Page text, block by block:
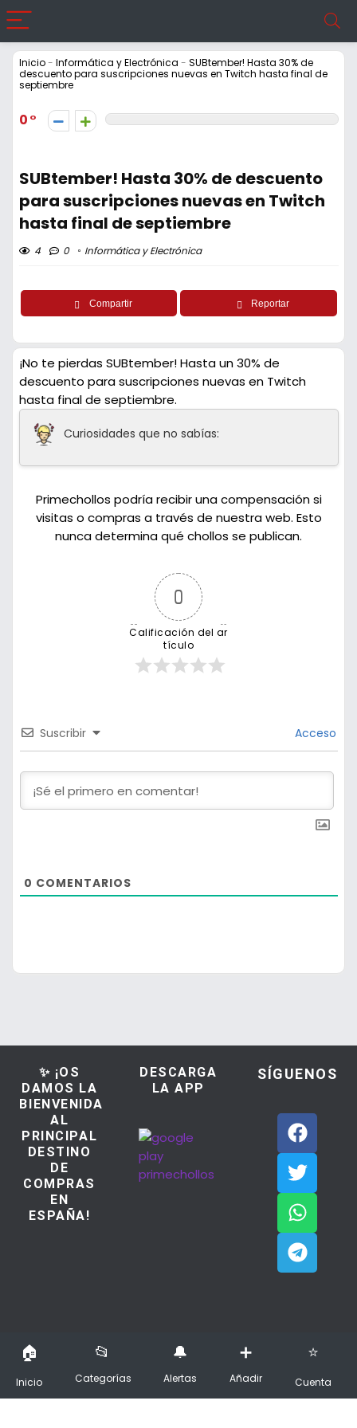
Inicio- Informática y Electrónica - SUBtember! Hasta 30% de
descuento para suscripciones nuevas en Twitch hasta final de
septiembre
0
SUBtember! Hasta 30% de descuento
para suscripciones nuevas en Twitch
hasta final de septiembre
4 0 Informática y Electrónica
Compartir Reportar
¡No te pierdas SUBtember! Hasta un 30% de
descuento para suscripciones nuevas en Twitch
hasta final de septiembre.
Curiosidades que no sabías:
Primechollos podría recibir una compensación si
visitas o compras a través de nuestra web. Esto
nunca determina qué chollos se publican.
0
Calificación del ar
tículo
Suscribir Acceso
0 COMENTARIOS
✨ ¡OS
DAMOS LA
BIENVENIDA
AL
PRINCIPAL
DESTINO
DE
COMPRAS
EN
ESPAÑA!
DESCARGA
LA APP
SÍGUENOS
PrimeChollos Legal Comunidad
Inicio Categorías Alertas Añadir Cuenta